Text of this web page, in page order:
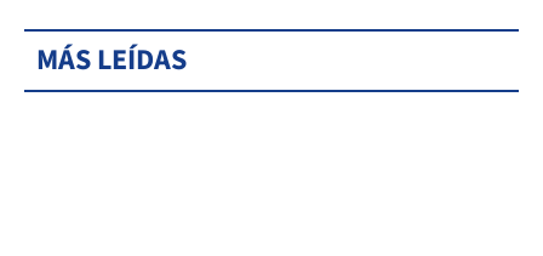
MÁS LEÍDAS